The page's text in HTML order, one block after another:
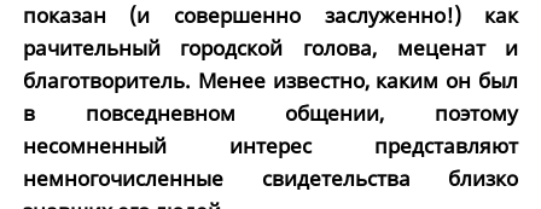
показан (и совершенно заслуженно!) как
рачительный городской голова, меценат и
благотворитель. Менее известно, каким он был
в повседневном общении, поэтому
несомненный интерес представляют
немногочисленные свидетельства близко